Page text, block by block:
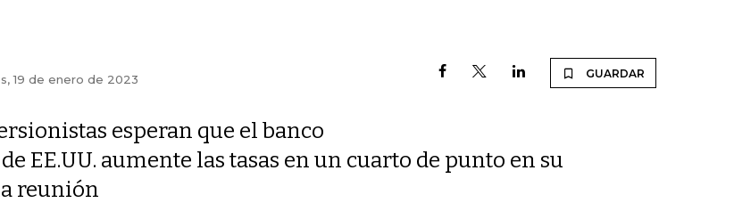
19 de enero de 2023 GUARDAR
esperan que el banco
EE.UU. aumente las tasas en un cuarto de punto en su
reunión